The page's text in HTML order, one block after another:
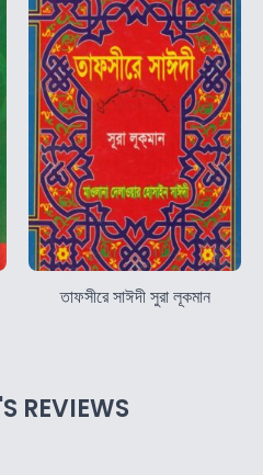
তাফসীরে সাঈদী সুরা লূকমান
REVIEWS